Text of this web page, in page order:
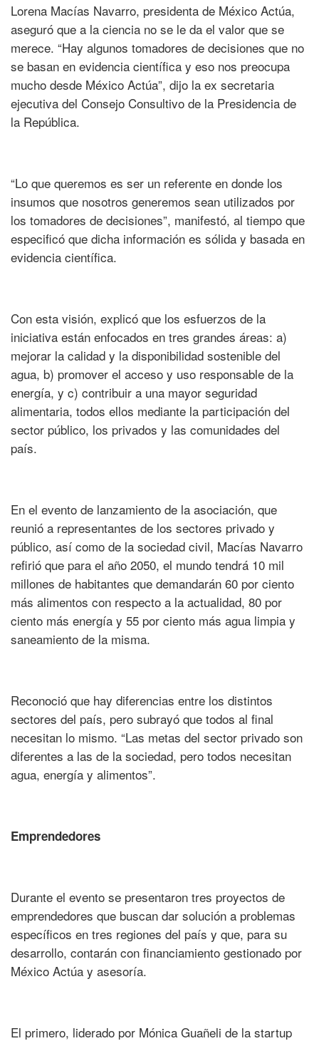
Lorena Macías Navarro, presidenta de México Actúa,
aseguró que a la ciencia no se le da el valor que se
merece. “Hay algunos tomadores de decisiones que no
se basan en evidencia científica y eso nos preocupa
mucho desde México Actúa”, dijo la ex secretaria
ejecutiva del Consejo Consultivo de la Presidencia de
la República.
“Lo que queremos es ser un referente en donde los
insumos que nosotros generemos sean utilizados por
los tomadores de decisiones”, manifestó, al tiempo que
especificó que dicha información es sólida y basada en
evidencia científica.
Con esta visión, explicó que los esfuerzos de la
iniciativa están enfocados en tres grandes áreas: a)
mejorar la calidad y la disponibilidad sostenible del
agua, b) promover el acceso y uso responsable de la
energía, y c) contribuir a una mayor seguridad
alimentaria, todos ellos mediante la participación del
sector público, los privados y las comunidades del
país.
En el evento de lanzamiento de la asociación, que
reunió a representantes de los sectores privado y
público, así como de la sociedad civil, Macías Navarro
refirió que para el año 2050, el mundo tendrá 10 mil
millones de habitantes que demandarán 60 por ciento
más alimentos con respecto a la actualidad, 80 por
ciento más energía y 55 por ciento más agua limpia y
saneamiento de la misma.
Reconoció que hay diferencias entre los distintos
sectores del país, pero subrayó que todos al final
necesitan lo mismo. “Las metas del sector privado son
diferentes a las de la sociedad, pero todos necesitan
agua, energía y alimentos”.
Emprendedores
Durante el evento se presentaron tres proyectos de
emprendedores que buscan dar solución a problemas
específicos en tres regiones del país y que, para su
desarrollo, contarán con financiamiento gestionado por
México Actúa y asesoría.
El primero, liderado por Mónica Guañeli de la startup